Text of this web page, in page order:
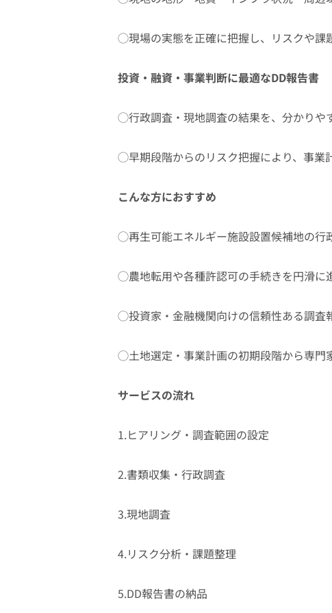
◯現場の実態を正確に把握し、リスクや課
投資・融資・事業判断に最適なDD報告書
◯行政調査・現地調査の結果を、分かりや
◯早期段階からのリスク把握により、事業
こんな方におすすめ
◯再生可能エネルギー施設設置候補地の行
◯農地転用や各種許認可の手続きを円滑に
◯投資家・金融機関向けの信頼性ある調査
◯土地選定・事業計画の初期段階から専門
サービスの流れ
1.ヒアリング・調査範囲の設定
2.書類収集・行政調査
3.現地調査
4.リスク分析・課題整理
5.DD報告書の納品